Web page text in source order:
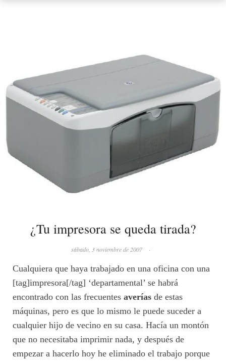
¿Tu impresora se queda tirada?
sábado, 3 noviembre de 2007 ·
Cualquiera que haya trabajado en una oficina con una
[tag]impresora[/tag] ‘departamental’ se habrá
encontrado con las frecuentes averías de estas
máquinas, pero es que lo mismo le puede suceder a
cualquier hijo de vecino en su casa. Hacía un montón
que no necesitaba imprimir nada, y después de
empezar a hacerlo hoy he eliminado el trabajo porque